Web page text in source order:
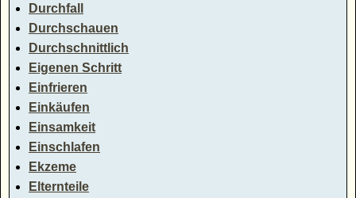
Durchfall
Durchschauen
Durchschnittlich
Eigenen Schritt
Einfrieren
Einkäufen
Einsamkeit
Einschlafen
Ekzeme
Elternteile